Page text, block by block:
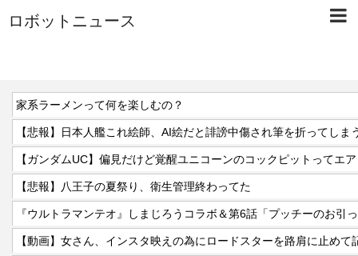
ロボットニュース
家系ラーメンって何を楽しむの？
【悲報】日本人艦これ絵師、AI絵だと誹謗中傷され筆を折ってしま
【悲報】八王子の夏祭り、衛生管理終わってた
『ウルトラマンテオ』しまじろうコラボ＆第6話「プッチーのお引